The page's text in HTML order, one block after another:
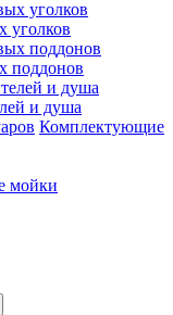
уголков
поддонов
и душа
Комплектующие
мойки